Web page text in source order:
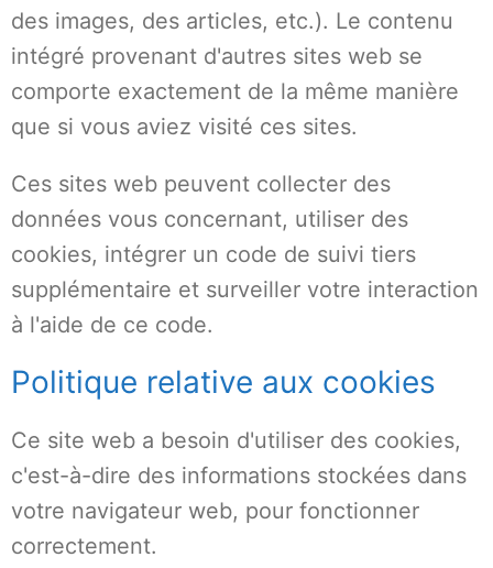
des images, des articles, etc.). Le contenu
intégré provenant d'autres sites web se
comporte exactement de la même manière
que si vous aviez visité ces sites.
Ces sites web peuvent collecter des
données vous concernant, utiliser des
cookies, intégrer un code de suivi tiers
supplémentaire et surveiller votre interaction
à l'aide de ce code.
Politique relative aux cookies
Ce site web a besoin d'utiliser des cookies,
c'est-à-dire des informations stockées dans
votre navigateur web, pour fonctionner
correctement.